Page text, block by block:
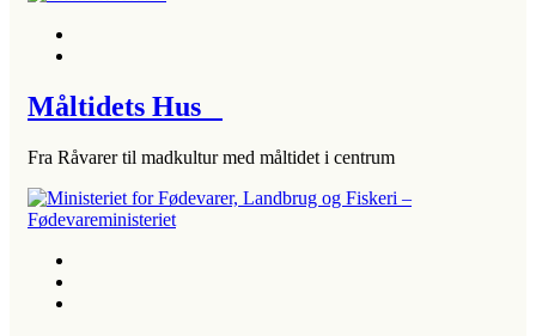
Måltidets Hus
Fra Råvarer til madkultur med måltidet i centrum